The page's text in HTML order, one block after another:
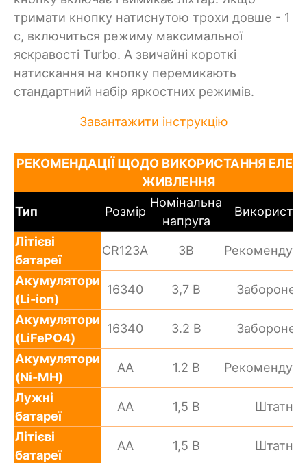
тримати кнопку натиснутою трохи довше - 1
с, включиться режиму максимальної
яскравості Turbo. А звичайні короткі
натискання на кнопку перемикають
стандартний набір яркостних режимів.
Завантажити інструкцію
РЕКОМЕНДАЦІЇ ЩОДО ВИКОРИСТАННЯ
ЖИВЛЕННЯ
Тип Розмір
Номінальна
напруга
Літієві
батареї
CR123A 3В
Акумулятори
(Li-ion)
16340 3,7 В
Акумулятори
(LiFePO4)
16340 3.2 В
Акумулятори
(Ni-MH)
AA 1.2 В
Лужні
батареї
AA 1,5 В Штатно
Літієві
батареї
AA 1,5 В Штатно